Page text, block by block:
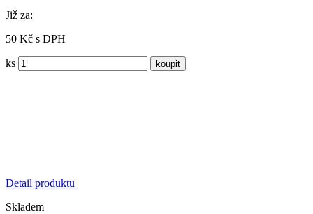
Již za:
50 Kč s DPH
ks
Detail produktu
Skladem